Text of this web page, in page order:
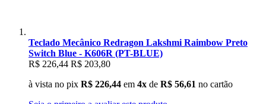
Teclado Mecânico Redragon Lakshmi Raimbow Preto
Switch Blue - K606R (PT-BLUE)
R$ 226,44 R$ 203,80
à vista no pix R$ 226,44 em 4x de R$ 56,61 no cartão